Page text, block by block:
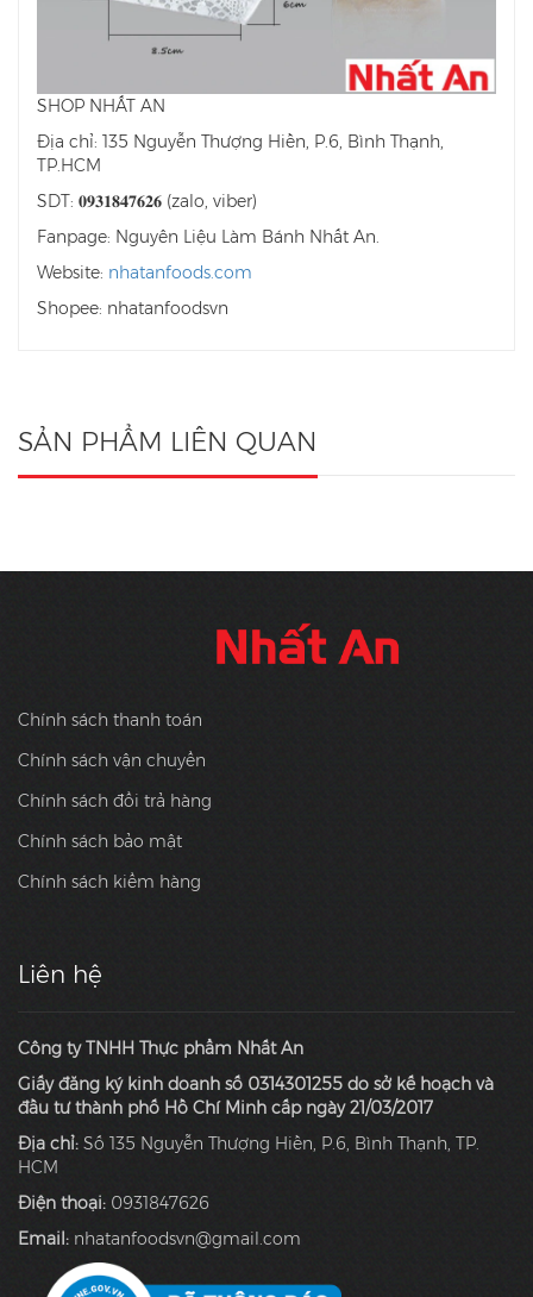
SHOP NHẤT AN
Địa chỉ: 135 Nguyễn Thượng Hiền, P.6, Bình Thạnh,
TP.HCM
SDT: 𝟎𝟗𝟑𝟏𝟖𝟒𝟕𝟔𝟐𝟔 (zalo, viber)
Fanpage: Nguyên Liệu Làm Bánh Nhất An.
Website: nhatanfoods.com
Shopee: nhatanfoodsvn
SẢN PHẨM LIÊN QUAN
Chính sách thanh toán
Chính sách vận chuyển
Chính sách đổi trả hàng
Chính sách bảo mật
Chính sách kiểm hàng
Liên hệ
Công ty TNHH Thực phẩm Nhất An
Giấy đăng ký kinh doanh số 0314301255 do sở kế hoạch và
đầu tư thành phố Hồ Chí Minh cấp ngày 21/03/2017
Địa chỉ: Số 135 Nguyễn Thượng Hiền, P.6, Bình Thạnh, TP.
HCM
Điện thoại: 0931847626
Email: nhatanfoodsvn@gmail.com